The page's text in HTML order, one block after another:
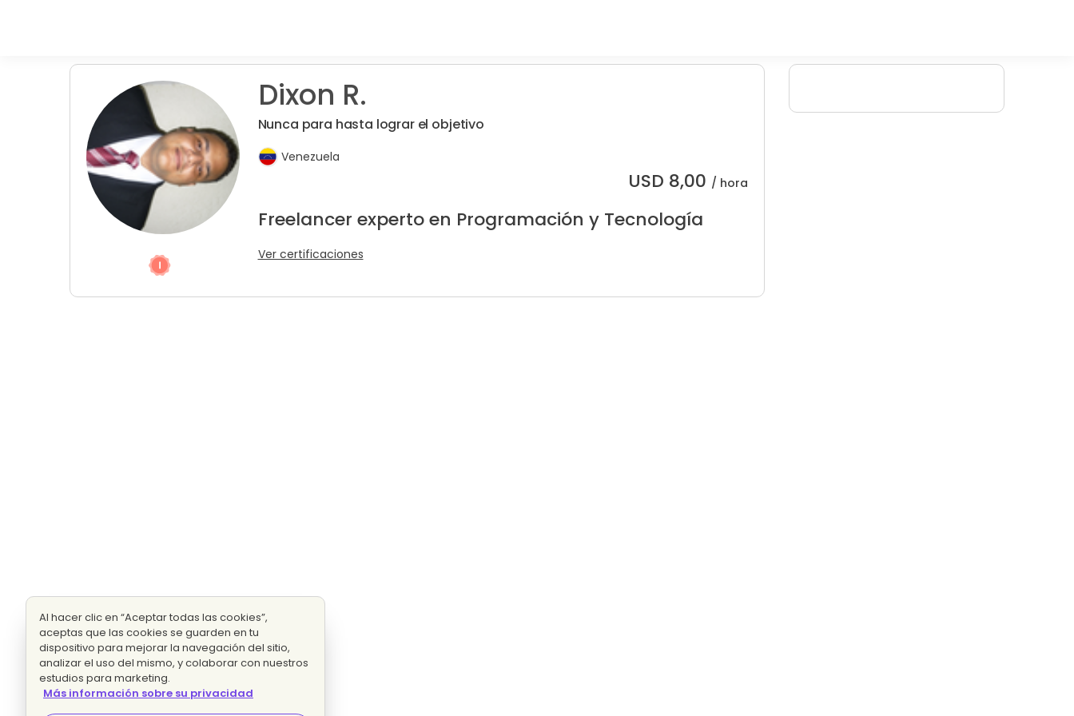
Dixon R.
Nunca para hasta lograr el objetivo
Venezuela
USD 8,00 / hora
Freelancer experto en Programación y Tecnología
Ver certificaciones
Al hacer clic en “Aceptar todas las cookies”,
aceptas que las cookies se guarden en tu
dispositivo para mejorar la navegación del sitio,
analizar el uso del mismo, y colaborar con nuestros
estudios para marketing.
Más información sobre su privacidad